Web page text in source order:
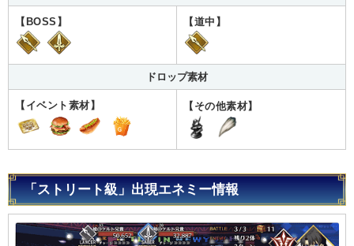
【BOSS】 【道中】
ドロップ素材
【イベント素材】 【その他素材】
「ストリート級」出現エネミー情報